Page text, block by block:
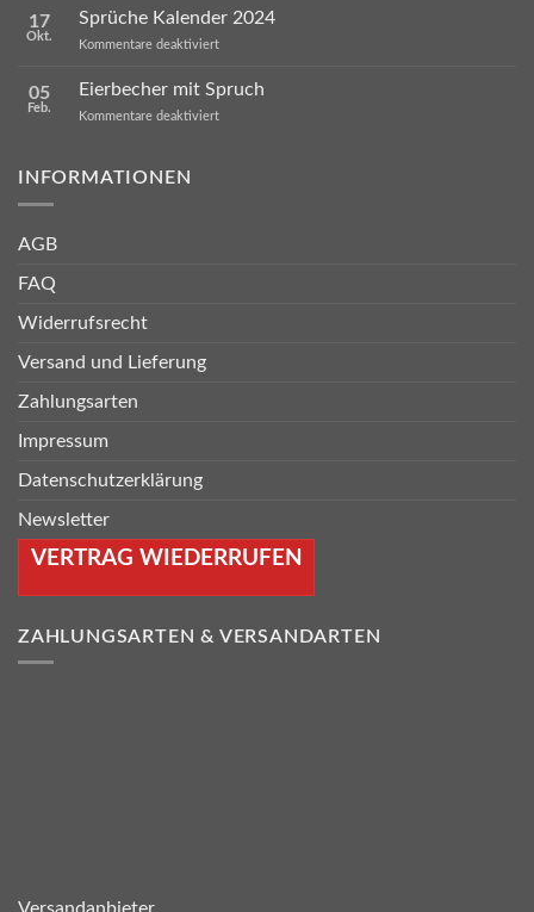
werden
Mitarbeiter
17
Okt.
Sprüche Kalender 2024
Kommentare deaktiviertfür
2024
05
Feb.
Eierbecher mit Spruch
Kommentare deaktiviertfür
INFORMATIONEN
AGB
FAQ
Widerrufsrecht
Versand und Lieferung
Zahlungsarten
Impressum
Datenschutzerklärung
Newsletter
VERTRAG WIEDERRUFEN
ZAHLUNGSARTEN & VERSANDARTEN